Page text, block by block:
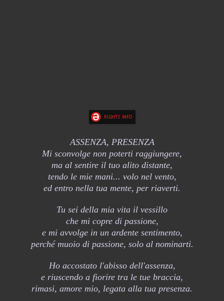
ASSENZA, PRESENZA
Mi sconvolge non poterti raggiungere,
ma al sentire il tuo alito distante,
tendo le mie mani... volo nel vento,
ed entro nella tua mente, per riaverti.
Tu sei della mia vita il vessillo
che mi copre di passione,
e mi avvolge in un ardente sentimento,
perché muoio di passione, solo al nominarti.
Ho accostato l'abisso dell'assenza,
e riuscendo a fiorire tra le tue braccia,
rimasi, amore mio, legata alla tua presenza.